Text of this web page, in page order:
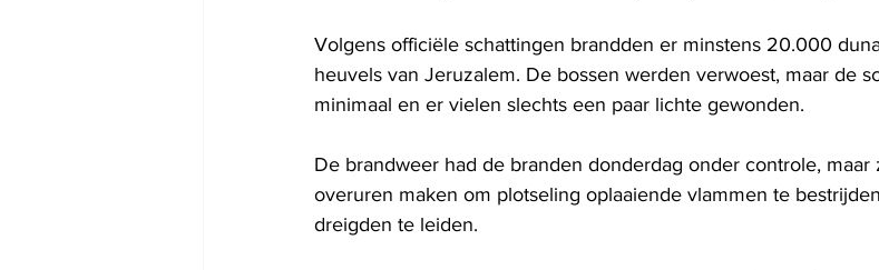
Volgens officiële schattingen brandden er minstens 20.000
heuvels van Jeruzalem. De bossen werden verwoest, maar de
minimaal en er vielen slechts een paar lichte gewonden.
De brandweer had de branden donderdag onder controle,
overuren maken om plotseling oplaaiende vlammen te
dreigden te leiden.